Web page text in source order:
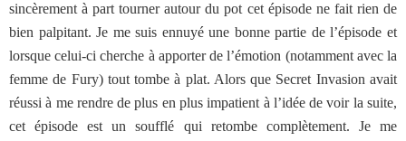
sincèrement à part tourner autour du pot cet épisode ne fait rien de
bien palpitant. Je me suis ennuyé une bonne partie de l’épisode et
lorsque celui-ci cherche à apporter de l’émotion (notamment avec la
femme de Fury) tout tombe à plat. Alors que Secret Invasion avait
réussi à me rendre de plus en plus impatient à l’idée de voir la suite,
cet épisode est un soufflé qui retombe complètement. Je me